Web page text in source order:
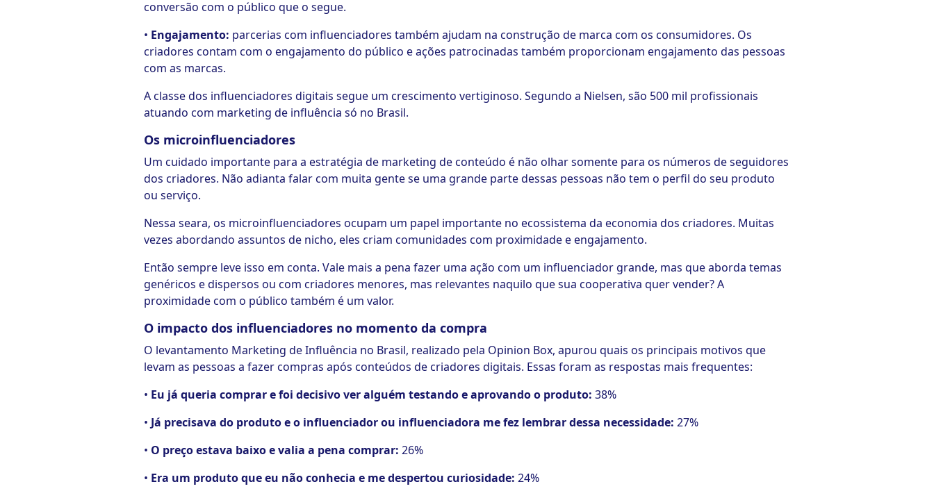
conversão com o público que o segue.
• Engajamento: parcerias com influenciadores também ajudam na construção de marca com os consumidores. Os
criadores contam com o engajamento do público e ações patrocinadas também proporcionam engajamento das pessoas
com as marcas.
A classe dos influenciadores digitais segue um crescimento vertiginoso. Segundo a Nielsen, são 500 mil profissionais
atuando com marketing de influência só no Brasil.
Os microinfluenciadores
Um cuidado importante para a estratégia de marketing de conteúdo é não olhar somente para os números de seguidores
dos criadores. Não adianta falar com muita gente se uma grande parte dessas pessoas não tem o perfil do seu produto
ou serviço.
Nessa seara, os microinfluenciadores ocupam um papel importante no ecossistema da economia dos criadores. Muitas
vezes abordando assuntos de nicho, eles criam comunidades com proximidade e engajamento.
Então sempre leve isso em conta. Vale mais a pena fazer uma ação com um influenciador grande, mas que aborda temas
genéricos e dispersos ou com criadores menores, mas relevantes naquilo que sua cooperativa quer vender? A
proximidade com o público também é um valor.
O impacto dos influenciadores no momento da compra
O levantamento Marketing de Influência no Brasil, realizado pela Opinion Box, apurou quais os principais motivos que
levam as pessoas a fazer compras após conteúdos de criadores digitais. Essas foram as respostas mais frequentes:
• Eu já queria comprar e foi decisivo ver alguém testando e aprovando o produto: 38%
• Já precisava do produto e o influenciador ou influenciadora me fez lembrar dessa necessidade: 27%
• O preço estava baixo e valia a pena comprar: 26%
• Era um produto que eu não conhecia e me despertou curiosidade: 24%